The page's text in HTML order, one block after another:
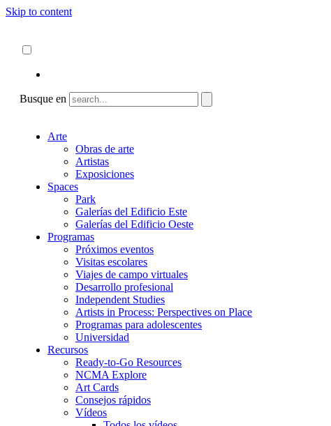
Skip to content
Busque en
Arte
Obras de arte
Artistas
Exposiciones
Spaces
Park
Galerías del Edificio Este
Galerías del Edificio Oeste
Programas
Próximos eventos
Visitas escolares
Viajes de campo virtuales
Desarrollo profesional
Independent Studies
Artists in Process: Perspectives on Place
Programas para adolescentes
Universidad
Recursos
Ready-to-Go Resources
NCMA Explore
Art Cards
Consejos rápidos
Vídeos